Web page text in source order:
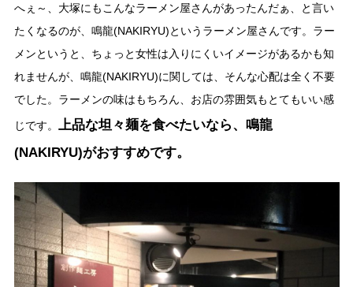
へぇ～、大塚にもこんなラーメン屋さんがあったんだぁ、と言い
たくなるのが、鳴龍(NAKIRYU)というラーメン屋さんです。ラー
メンというと、ちょっと女性は入りにくいイメージがあるかも知
れませんが、鳴龍(NAKIRYU)に関しては、そんな心配は全く不要
でした。ラーメンの味はもちろん、お店の雰囲気もとてもいい感
じです。
上品な坦々麺を食べたいなら、鳴龍
(NAKIRYU)がおすすめです。